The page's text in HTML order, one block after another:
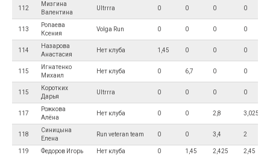
112
Мизгина
Валентина
Ultrrra 0 0 0 0
113
Ропаева
Ксения
Volga Run 0 0 0 0
114
Назарова
Анастасия
Нет клуба 1,45 0 0 0
115
Игнатенко
Михаил
Нет клуба 0 6,7 0 0
115
Коротких
Дарья
Ultrrra 0 0 0 0
117
Рожкова
Алёна
Нет клуба 0 0 2,8 3,025
118
Синицына
Елена
Run veteran team 0 0 3,4 2
119 Федоров Игорь Нет клуба 0 1,45 2,425 2,45